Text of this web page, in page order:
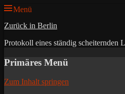
Menü
Zurück in Berlin
Protokoll eines ständig scheiternden
Primäres Menü
Zum Inhalt springen